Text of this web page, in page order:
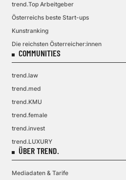
trend.Top Arbeitgeber
Österreichs beste Start-ups
Kunstranking
Die reichsten Österreicher:innen
COMMUNITIES
trend.law
trend.med
trend.KMU
trend.female
trend.invest
trend.LUXURY
ÜBER TREND.
Mediadaten & Tarife